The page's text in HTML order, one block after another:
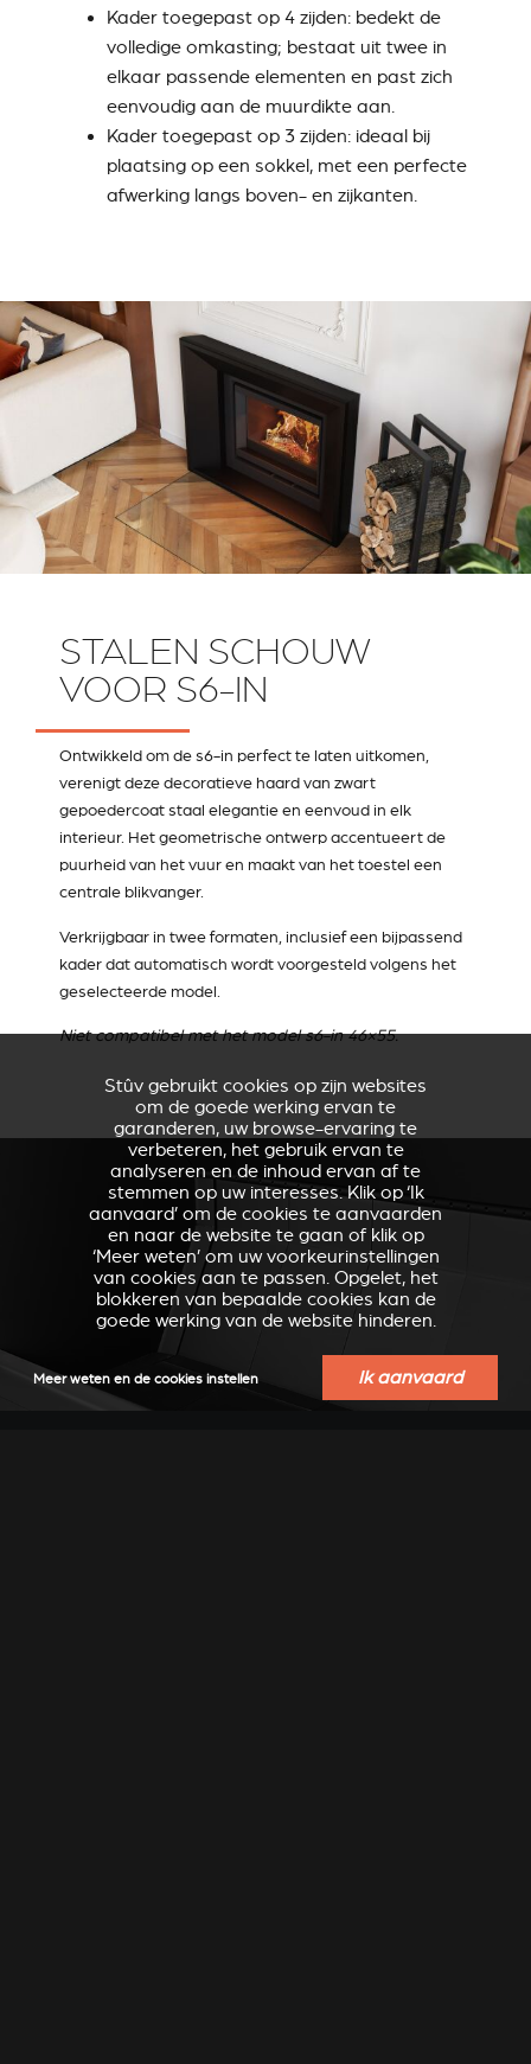
Kader toegepast op 4 zijden: bedekt de
volledige omkasting; bestaat uit twee in
elkaar passende elementen en past zich
eenvoudig aan de muurdikte aan.
Kader toegepast op 3 zijden: ideaal bij
plaatsing op een sokkel, met een perfecte
afwerking langs boven- en zijkanten.
STALEN SCHOUW
VOOR S6-IN
Ontwikkeld om de s6-in perfect te laten uitkomen,
verenigt deze decoratieve haard van zwart
gepoedercoat staal elegantie en eenvoud in elk
interieur. Het geometrische ontwerp accentueert de
puurheid van het vuur en maakt van het toestel een
centrale blikvanger.
Verkrijgbaar in twee formaten, inclusief een bijpassend
kader dat automatisch wordt voorgesteld volgens het
geselecteerde model.
Niet compatibel met het model s6-in 46×55.
Stûv gebruikt cookies op zijn websites
om de goede werking ervan te
garanderen, uw browse-ervaring te
verbeteren, het gebruik ervan te
analyseren en de inhoud ervan af te
stemmen op uw interesses. Klik op ‘Ik
aanvaard’ om de cookies te aanvaarden
en naar de website te gaan of klik op
‘Meer weten’ om uw voorkeurinstellingen
van cookies aan te passen. Opgelet, het
blokkeren van bepaalde cookies kan de
goede werking van de website hinderen.
Meer weten en de cookies instellen Ik aanvaard